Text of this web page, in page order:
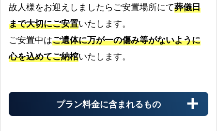
く
あ
質
問
答
都
病院
expand_more病院からのお迎えの流れ
介護施設
expand_more介護施設へのお迎えの流れ
故人様をお迎えしましたらご安置場所にて葬儀日
まで大切にご安置いたします。
ご安置中はご遺体に万が一の傷み等がないように
心を込めてご納棺いたします。
プラン料金に含まれるもの